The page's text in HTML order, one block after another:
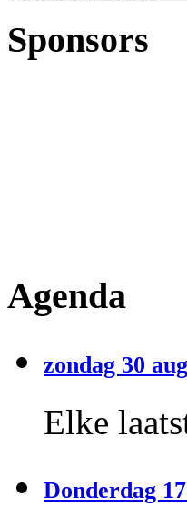
Sponsors
Agenda
zondag 30
Elke
Donderdag